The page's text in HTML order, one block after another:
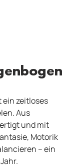
ein zeitloses
Aus
und mit
Motorik
– ein